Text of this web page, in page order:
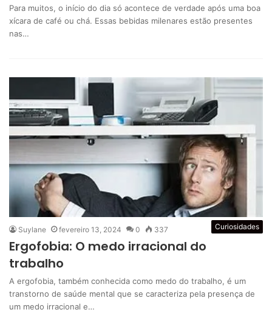
Para muitos, o início do dia só acontece de verdade após uma boa
xícara de café ou chá. Essas bebidas milenares estão presentes
nas…
Curiosidades
Suylane fevereiro 13, 2024 0 337
Ergofobia: O medo irracional do
trabalho
A ergofobia, também conhecida como medo do trabalho, é um
transtorno de saúde mental que se caracteriza pela presença de
um medo irracional e…